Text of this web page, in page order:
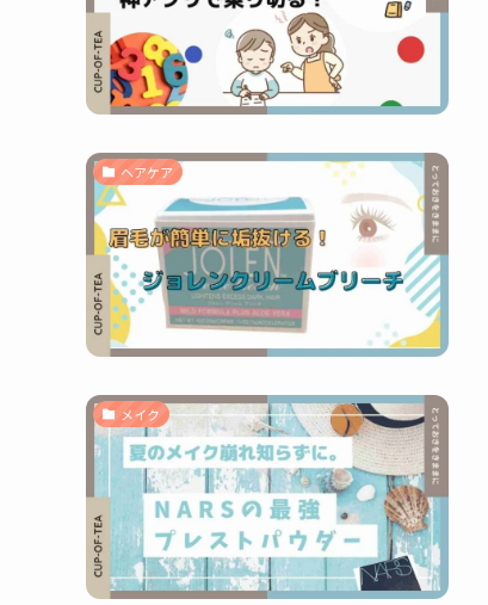
ヘアケア
メイク